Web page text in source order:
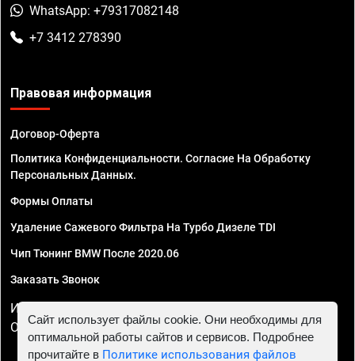
WhatsApp: +79317082148
+7 3412 278390
Правовая информация
Договор-Оферта
Политика Конфиденциальности. Согласие На Обработку
Персональных Данных.
Формы Оплаты
Удаление Сажевого Фильтра На Турбо Дизеле TDI
Чип Тюнинг BMW После 2020.06
Заказать Звонок
ИП Смирнов Георгий Павлович. ИНН 781302555843,
ОГРНИП 324470400032610
Сайт использует файлы cookie. Они необходимы для
оптимальной работы сайтов и сервисов. Подробнее
прочитайте в Политике использования файлов